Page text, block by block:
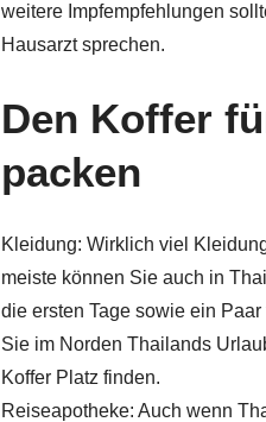
weitere Impfempfehlungen
Hausarzt sprechen.
Den Koffer
packen
Kleidung: Wirklich viel
meiste können Sie auch in
die ersten Tage sowie ein
Sie im Norden Thailands
Koffer Platz finden.
Reiseapotheke: Auch wenn